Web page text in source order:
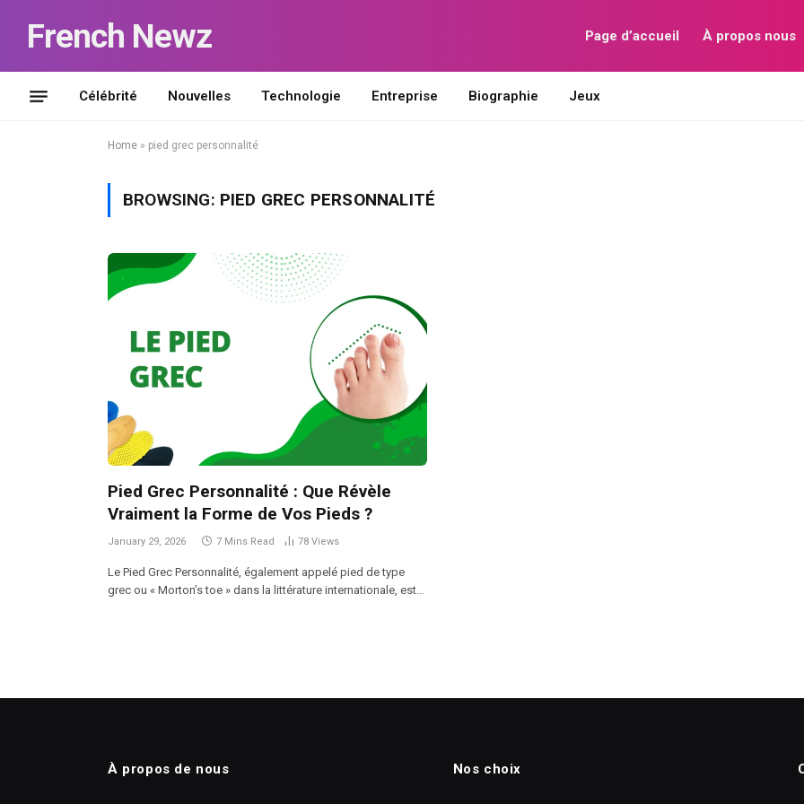
French Newz Page d’accueil À propos nous
Célébrité Nouvelles Technologie Entreprise Biographie Jeux
Home » pied grec personnalité
BROWSING: PIED GREC PERSONNALITÉ
Pied Grec Personnalité : Que Révèle
Vraiment la Forme de Vos Pieds ?
January 29, 2026 7 Mins Read 78 Views
Le Pied Grec Personnalité, également appelé pied de type
grec ou « Morton’s toe » dans la littérature internationale, est…
À propos de nous Nos choix